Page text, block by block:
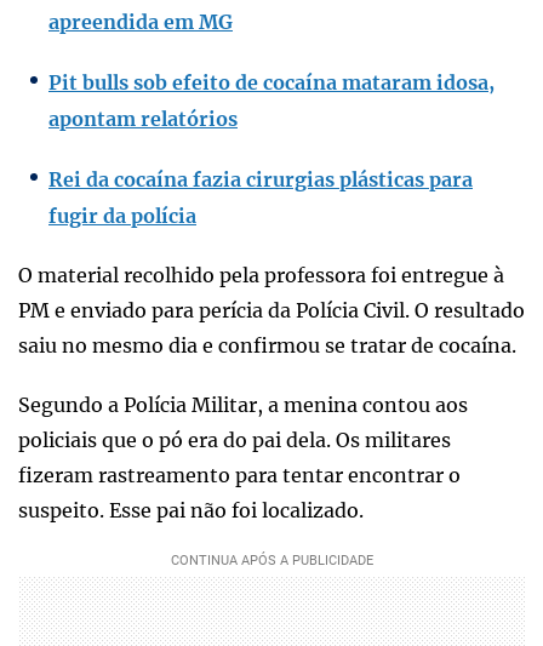
apreendida em MG
Pit bulls sob efeito de cocaína mataram idosa,
apontam relatórios
Rei da cocaína fazia cirurgias plásticas para
fugir da polícia
O material recolhido pela professora foi entregue à
PM e enviado para perícia da Polícia Civil. O resultado
saiu no mesmo dia e confirmou se tratar de cocaína.
Segundo a Polícia Militar, a menina contou aos
policiais que o pó era do pai dela. Os militares
fizeram rastreamento para tentar encontrar o
suspeito. Esse pai não foi localizado.